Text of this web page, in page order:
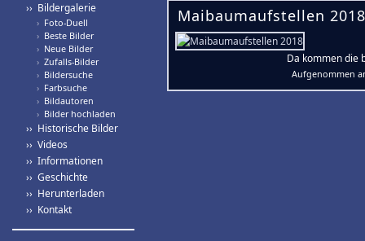
›› Bildergalerie
› Foto-Duell
› Beste Bilder
› Neue Bilder
› Zufalls-Bilder
› Bildersuche
› Farbsuche
› Bildautoren
› Bilder hochladen
›› Historische Bilder
›› Videos
›› Informationen
›› Geschichte
›› Herunterladen
›› Kontakt
Maibaumaufstellen
Da kommen die
Aufgenommen